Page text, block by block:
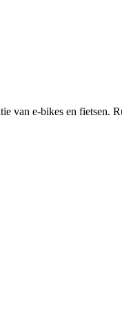
van e-bikes en fietsen.